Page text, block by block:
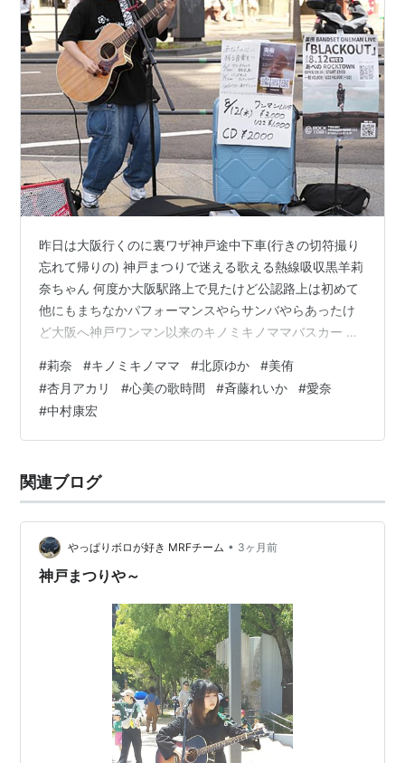
昨日は大阪行くのに裏ワザ神戸途中下車(行きの切符撮り
忘れて帰りの) 神戸まつりで迷える歌える熱線吸収黒羊莉
奈ちゃん 何度か大阪駅路上で見たけど公認路上は初めて
他にもまちなかパフォーマンスやらサンバやらあったけ
ど大阪へ神戸ワンマン以来のキノミキノママバスカー ビ
です 終わったら北原ゆかちゃんアンプ取りに来て炎天下
バスカーななななー １部だけ見て難波に移動して美侑ち
ゃん 何気に路上は初 ３月に1stミニアルバム出してたの
でげと黎明ってやまりーのアルバムにもあるし､一原ちひ
んとは２～３度しかお話し…
#莉奈 #キノミキノママ #北原ゆか #美侑
#杏月アカリ #心美の歌時間 #斉藤れいか #愛奈
#中村康宏
関連ブログ
やっぱりボロが好き MRFチーム • 3ヶ月前
神戸まつりや～